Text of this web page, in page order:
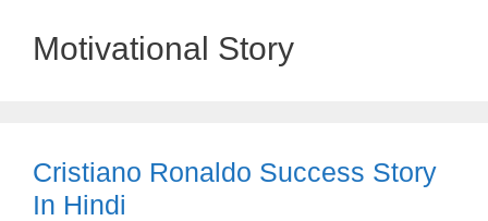
Motivational Story
Cristiano Ronaldo Success Story
In Hindi